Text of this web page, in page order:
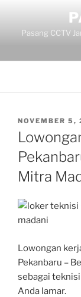
contentPasang CCTV
POSTED
ON
NOVEMBER 5,
Mitra
Lowongan
Pekanbaru –
sebagai
Anda lamar.